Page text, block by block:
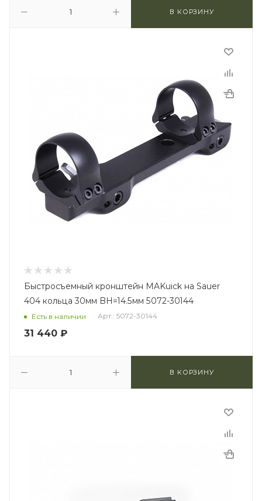
В КОРЗИНУ
Быстросъемный кронштейн MAKuick на Sauer
404 кольца 30мм BH=14.5мм 5072-30144
Есть в наличии Арт.: 5072-30144
31 440 ₽
В КОРЗИНУ